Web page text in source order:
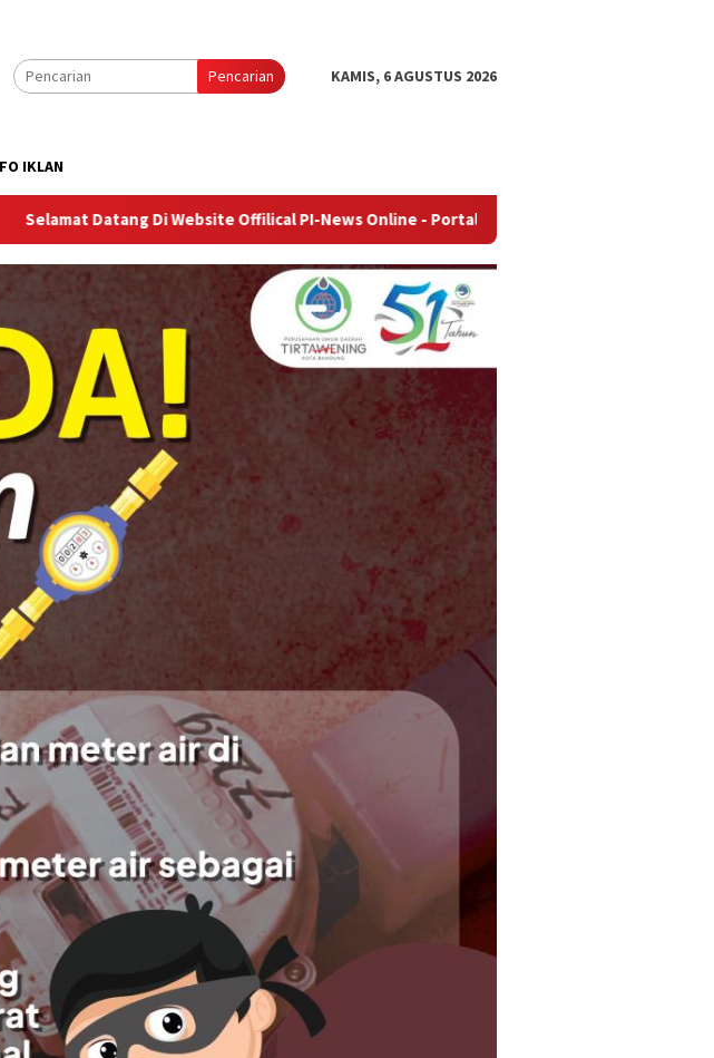
Pencarian
KAMIS, 6 AGUSTUS 2026
IKLAN
Di Website Offilical PI-News Online - Portal Berita Terupdate & Terpercaya